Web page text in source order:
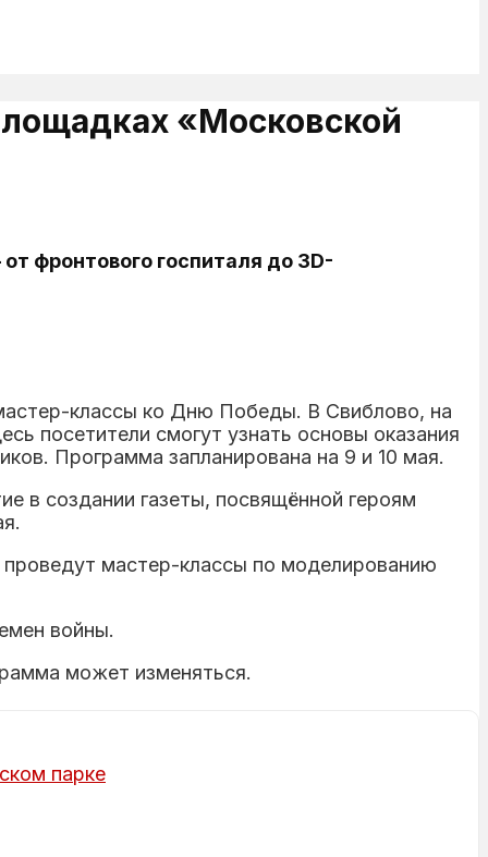
«Московской
фронтового госпиталя до 3D-
классы ко Дню Победы. В Свиблово, на
посетители смогут узнать основы оказания
Программа запланирована на 9 и 10 мая.
в создании газеты, посвящённой героям
мастер-классы по моделированию
войны.
может изменяться.
парке